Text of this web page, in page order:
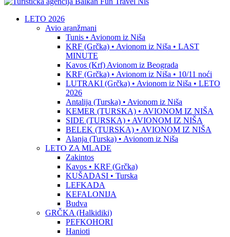
LETO 2026
Avio aranžmani
Tunis • Avionom iz Niša
KRF (Grčka) • Avionom iz Niša • LAST
MINUTE
Kavos (Krf) Avionom iz Beograda
KRF (Grčka) • Avionom iz Niša • 10/11 noći
LUTRAKI (Grčka) • Avionom iz Niša • LETO
2026
Antalija (Turska) • Avionom iz Niša
KEMER (TURSKA) • AVIONOM IZ NIŠA
SIDE (TURSKA) • AVIONOM IZ NIŠA
BELEK (TURSKA) • AVIONOM IZ NIŠA
Alanja (Turska) • Avionom iz Niša
LETO ZA MLADE
Zakintos
Kavos • KRF (Grčka)
KUŠADASI • Turska
LEFKADA
KEFALONIJA
Budva
GRČKA (Halkidiki)
PEFKOHORI
Hanioti